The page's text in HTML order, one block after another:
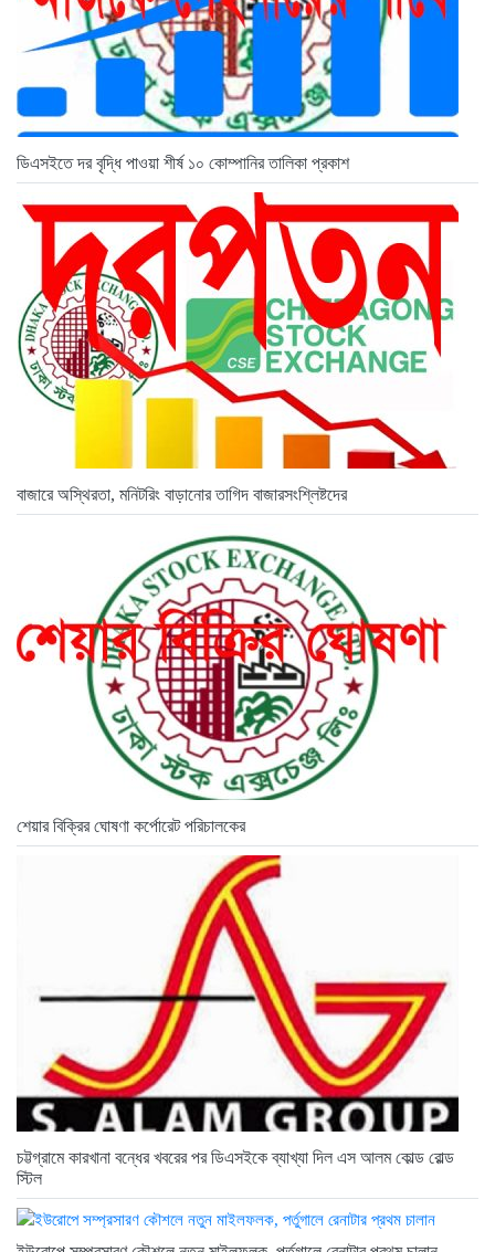
ডিএসইতে দর বৃদ্ধি পাওয়া শীর্ষ ১০ কোম্পানির তালিকা প্রকাশ
বাজারে অস্থিরতা, মনিটরিং বাড়ানোর তাগিদ বাজারসংশ্লিষ্টদের
শেয়ার বিক্রির ঘোষণা কর্পোরেট পরিচালকের
চট্টগ্রামে কারখানা বন্ধের খবরের পর ডিএসইকে ব্যাখ্যা দিল এস আলম কোল্ড রোল্ড
স্টিল